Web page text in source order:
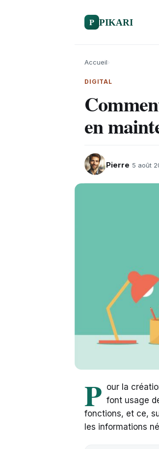
P PIKARI
Accueil›
DIGITAL
en
Pierre 5 août
P our la
font usage
fonctions, et ce,
les informations